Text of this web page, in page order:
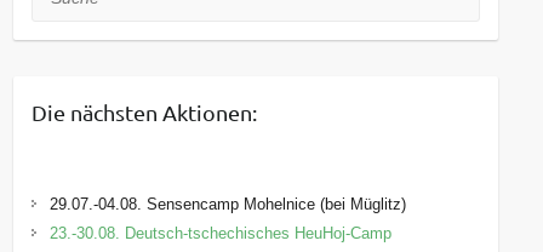
Die nächsten Aktionen:
29.07.-04.08. Sensencamp Mohelnice (bei Müglitz)
23.-30.08. Deutsch-tschechisches HeuHoj-Camp